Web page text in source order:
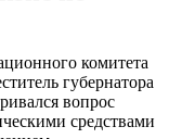
комитета
губернатора
вопрос
средствами